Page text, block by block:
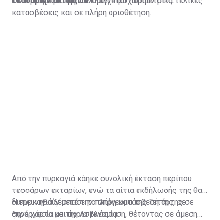
κατασβέσεις και σε πλήρη οριοθέτηση.
Από την πυρκαγιά κάηκε συνολική έκταση περίπου
τεσσάρων εκταρίων, ενώ τα αίτια εκδήλωσής της θα
διερευνηθούν μετά την πλήρη κατάσβεσή της, σε
συνεργασία με την Αστυνομία.
Η πυρκαγιά ξέσπασε το απόγευμα της Τετάρτης σε
ξηρά χόρτα και άγρια βλάστηση, θέτοντας σε άμεση